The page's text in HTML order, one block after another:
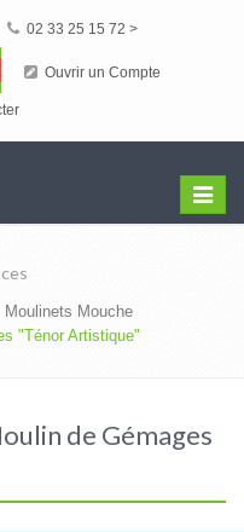
02 33 25 15 72 >
Ouvrir un Compte
Menu
Moulinets Mouche
"Ténor Artistique"
de Gémages